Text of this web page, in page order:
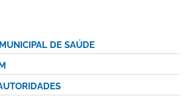
DE SAÚDE